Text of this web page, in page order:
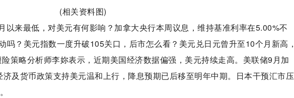
(相关资料图)
以来最低，对美元有何影响？加拿大央行本周议息，维持基准利率在5.00%不
吗？美元指数一度升破105关口，后市怎么看？美元兑日元曾升至10个月新高，
策略分析师李妳表示，近期美国经济数据偏强，美元持续走高。美联储9月加
及货币政策支持美元温和上行，降息预期已后移至明年中期。日本干预汇市压